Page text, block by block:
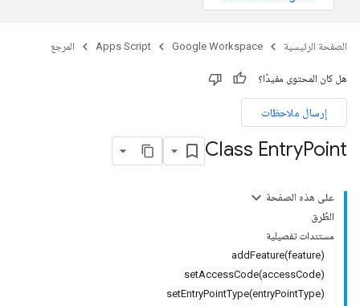
الصفحة الرئيسية Google Workspace
Apps Script المرجع
هل كان المحتوى مفيدًا؟
إرسال ملاحظات
Class EntryPoint
على هذه الصفحة
الطُرق
مستندات تفصيلية
addFeature(feature)
setAccessCode(accessCode)
setEntryPointType(entryPointType)